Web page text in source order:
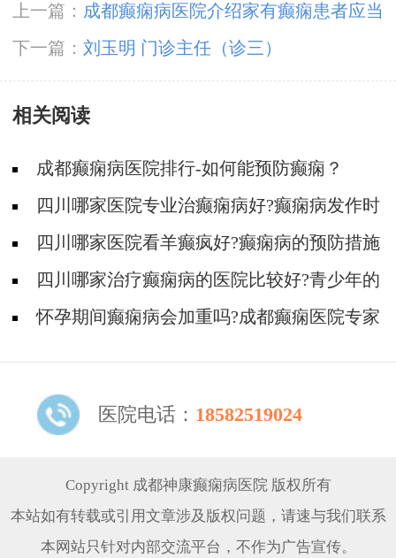
上一篇： 成都癫痫病医院介绍家有癫痫患者应当
做好这些事情！
下一篇： 刘玉明 门诊主任（诊三）
相关阅读
成都癫痫病医院排行-如何能预防癫痫？
四川哪家医院专业治癫痫病好?癫痫病发作时
要注意什么?
四川哪家医院看羊癫疯好?癫痫病的预防措施
有哪些?
四川哪家治疗癫痫病的医院比较好?青少年的
日常护理要注意什么?
怀孕期间癫痫病会加重吗?成都癫痫医院专家
医院电话： 18582519024
Copyright 成都神康癫痫病医院 版权所有
本站如有转载或引用文章涉及版权问题，请速与我们联系
本网站只针对内部交流平台，不作为广告宣传。